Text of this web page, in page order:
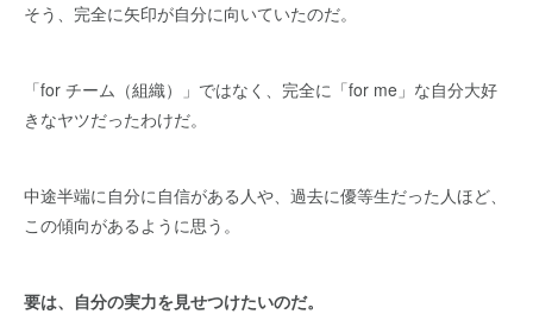
そう、完全に矢印が自分に向いていたのだ。
「for チーム（組織）」ではなく、完全に「for me」な自分大好
きなヤツだったわけだ。
中途半端に自分に自信がある人や、過去に優等生だった人ほど、
この傾向があるように思う。
要は、自分の実力を見せつけたいのだ。